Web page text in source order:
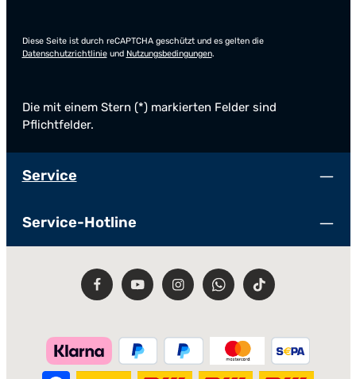
Diese Seite ist durch reCAPTCHA geschützt und es gelten die
Datenschutzrichtlinieund Nutzungsbedingungen.
Die mit einem Stern (*) markierten Felder sind
Pflichtfelder.
Service
Service-Hotline